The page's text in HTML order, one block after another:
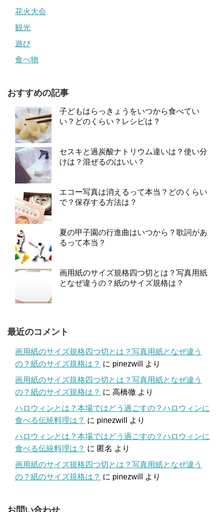
花火大会
観光
遊び
食べ物
おすすめの記事
子どもはらっきょうをいつから食べてい
い？どのくらい？レシピは？
セスキと過炭酸ナトリウム違いは？使い分
けは？混ぜるのはいい？
エコー写真は消えるって本当？どのくらい
で？保存する方法は？
夏の甲子園の行進曲はいつから？歌詞があ
るって本当？
画用紙のサイズ規格四つ切とは？写真用紙
となぜ違うの？紙のサイズ規格は？
最近のコメント
画用紙のサイズ規格四つ切とは？写真用紙となぜ違う
の？紙のサイズ規格は？ に pinezwill
より
画用紙のサイズ規格四つ切とは？写真用紙となぜ違う
の？紙のサイズ規格は？ に 高橋徹 より
ハロウィンとは？本場ではどう過ごすの？ハロウィンに
食べる伝統料理は？ に pinezwill
より
ハロウィンとは？本場ではどう過ごすの？ハロウィンに
食べる伝統料理は？ に 匿名 より
画用紙のサイズ規格四つ切とは？写真用紙となぜ違う
の？紙のサイズ規格は？ に pinezwill より
お問い合わせ